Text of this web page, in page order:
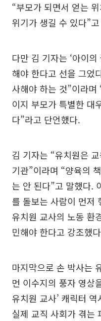
“부모가 되면서 얻는
위기가 생길 수 있다”
다만 김 기자는 ‘아이의
해야 한다고 선을 그었
사해야 하는 것”이라며
이지 부모가 특별한 대
다”라고 단언했다.
김 기자는 “유치원은
기관”이라며 “양육의
는 안 된다”고 말했다.
를 돌보는 사람이 먼저
유치원 교사의 노동 환
민해야 한다고 강조했
마지막으로 손 박사는
먼 이수지의 풍자 영상
유치원 교사’ 캐릭터
실제 교직 사회가 겪는